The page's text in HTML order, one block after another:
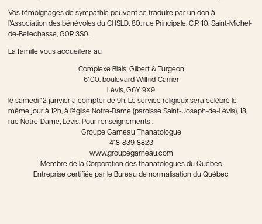
Vos témoignages de sympathie peuvent se traduire par un don à
l’Association des bénévoles du CHSLD, 80, rue Principale, C.P. 10, Saint-Michel-
de-Bellechasse, G0R 3S0.
La famille vous accueillera au
Complexe Blais, Gilbert & Turgeon
6100, boulevard Wilfrid-Carrier
Lévis, G6Y 9X9
le samedi 12 janvier à compter de 9h. Le service religieux sera célébré le
même jour à 12h, à l’église Notre-Dame (paroisse Saint-Joseph-de-Lévis), 18,
rue Notre-Dame, Lévis. Pour renseignements :
Groupe Garneau Thanatologue
418-839-8823
www.groupegarneau.com
Membre de la Corporation des thanatologues du Québec
Entreprise certifiée par le Bureau de normalisation du Québec